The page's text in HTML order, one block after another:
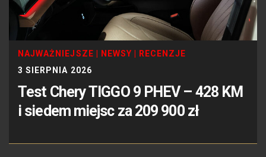
NAJWAŻNIEJSZE NEWSY
RECENZJE
3 SIERPNIA 2026
Test Chery TIGGO 9 PHEV – 428 KM
i siedem miejsc za 209 900 zł